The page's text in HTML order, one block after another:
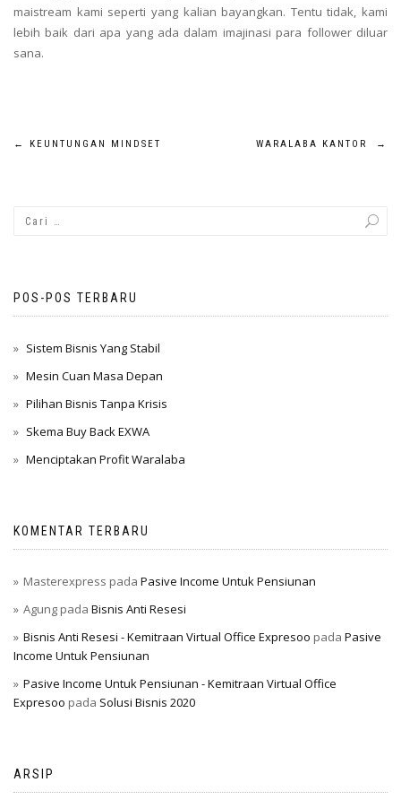
maistream kami seperti yang kalian bayangkan. Tentu tidak, kami
lebih baik dari apa yang ada dalam imajinasi para follower diluar
sana.
Navigasi
← KEUNTUNGAN MINDSET WARALABA KANTOR →
POS-POS TERBARU
Sistem Bisnis Yang Stabil
Mesin Cuan Masa Depan
Pilihan Bisnis Tanpa Krisis
Skema Buy Back EXWA
Menciptakan Profit Waralaba
KOMENTAR TERBARU
Masterexpress pada Pasive Income Untuk Pensiunan
Agung pada Bisnis Anti Resesi
Bisnis Anti Resesi - Kemitraan Virtual Office Expresoo pada Pasive
Income Untuk Pensiunan
Pasive Income Untuk Pensiunan - Kemitraan Virtual Office
Expresoo pada Solusi Bisnis 2020
ARSIP